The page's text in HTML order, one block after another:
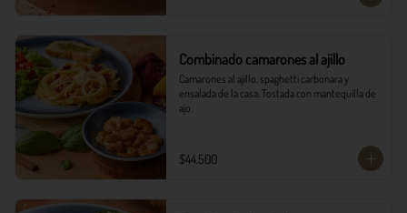
Combinado camarones al ajillo
Camarones al ajillo, spaghetti carbonara y
ensalada de la casa. Tostada con mantequilla de
ajo.
$44.500